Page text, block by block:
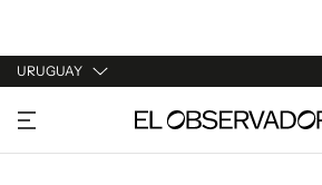
URUGUAY
URUGUAY
ARGENTINA